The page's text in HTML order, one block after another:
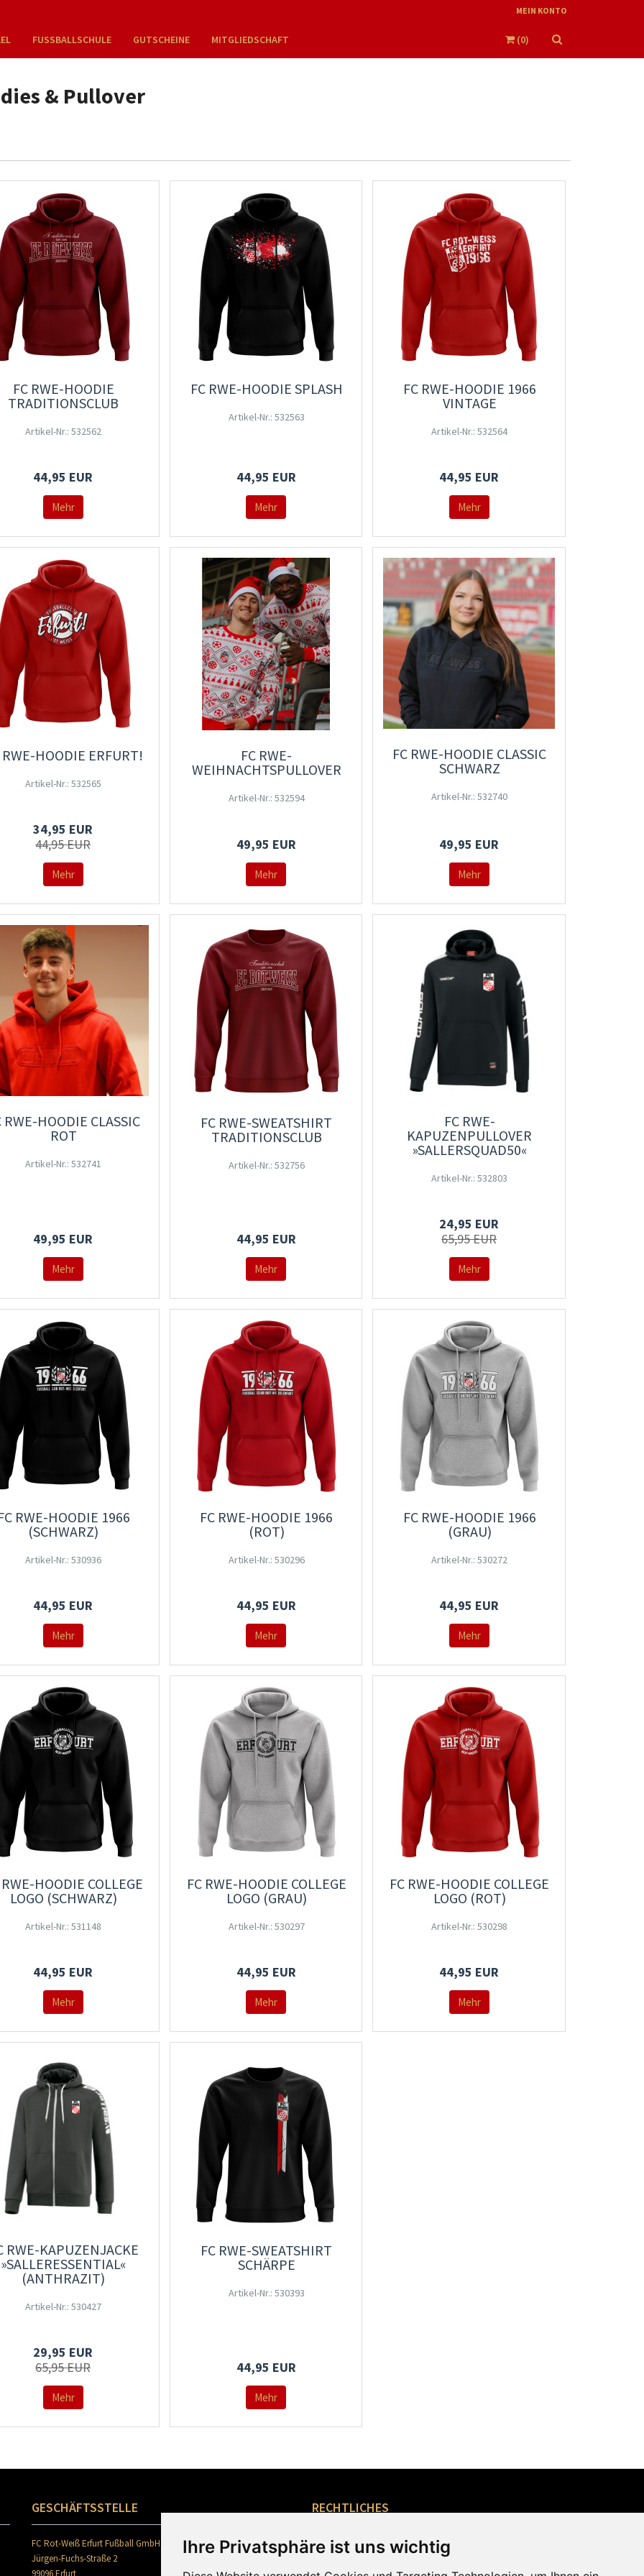
Ihre Privatsphäre ist uns wichtig
MEIN KONTO
FUSSBALLSCHULE GUTSCHEINE MITGLIEDSCHAFT (0)
& Pullover
FC RWE-HOODIE
TRADITIONSCLUB
Artikel-Nr.: 532562
44,95 EUR
Mehr
FC RWE-HOODIE SPLASH
Artikel-Nr.: 532563
44,95 EUR
Mehr
FC RWE-HOODIE 1966
VINTAGE
Artikel-Nr.: 532564
44,95 EUR
Mehr
RWE-HOODIE ERFURT!
Artikel-Nr.: 532565
34,95 EUR
44,95 EUR
Mehr
FC RWE-
WEIHNACHTSPULLOVER
Artikel-Nr.: 532594
49,95 EUR
Mehr
FC RWE-HOODIE CLASSIC
SCHWARZ
Artikel-Nr.: 532740
49,95 EUR
Mehr
RWE-HOODIE CLASSIC
ROT
Artikel-Nr.: 532741
49,95 EUR
Mehr
FC RWE-SWEATSHIRT
TRADITIONSCLUB
Artikel-Nr.: 532756
44,95 EUR
Mehr
FC RWE-
KAPUZENPULLOVER
»SALLERSQUAD50«
Artikel-Nr.: 532803
24,95 EUR
65,95 EUR
Mehr
RWE-HOODIE 1966
(SCHWARZ)
Artikel-Nr.: 530936
44,95 EUR
Mehr
FC RWE-HOODIE 1966
(ROT)
Artikel-Nr.: 530296
44,95 EUR
Mehr
FC RWE-HOODIE 1966
(GRAU)
Artikel-Nr.: 530272
44,95 EUR
Mehr
HOODIE COLLEGE
LOGO (SCHWARZ)
Artikel-Nr.: 531148
44,95 EUR
Mehr
FC RWE-HOODIE COLLEGE
LOGO (GRAU)
Artikel-Nr.: 530297
44,95 EUR
Mehr
FC RWE-HOODIE COLLEGE
LOGO (ROT)
Artikel-Nr.: 530298
44,95 EUR
Mehr
RWE-KAPUZENJACKE
»SALLERESSENTIAL«
(ANTHRAZIT)
Artikel-Nr.: 530427
29,95 EUR
65,95 EUR
Mehr
FC RWE-SWEATSHIRT
SCHÄRPE
Artikel-Nr.: 530393
44,95 EUR
Mehr
GESCHÄFTSSTELLE
FC Rot-Weiß Erfurt Fußball GmbH
Jürgen-Fuchs-Straße 2
99096 Erfurt
RECHTLICHES
Impressum
AGB Webshop